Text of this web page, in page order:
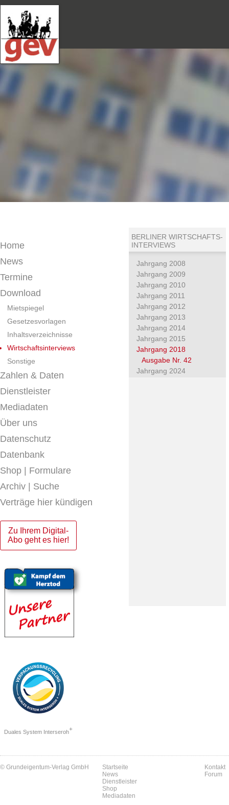
Home
News
Termine
Download
Mietspiegel
Gesetzesvorlagen
Inhaltsverzeichnisse
Wirtschaftsinterviews
Sonstige
Zahlen & Daten
Dienstleister
Mediadaten
Über uns
Datenschutz
Datenbank
Shop | Formulare
Archiv | Suche
Verträge hier kündigen
Zu Ihrem Digital-
Abo geht es hier!
Duales System Interseroh+
BERLINER WIRTSCHAFTS-
INTERVIEWS
Jahrgang 2008
Jahrgang 2009
Jahrgang 2010
Jahrgang 2011
Jahrgang 2012
Jahrgang 2013
Jahrgang 2014
Jahrgang 2015
Jahrgang 2018
Ausgabe Nr. 42
Jahrgang 2024
© Grundeigentum-Verlag GmbH
Startseite
News
Dienstleister
Shop
Mediadaten
Kontakt
Forum